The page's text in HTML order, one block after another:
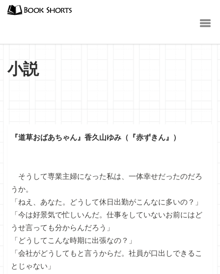
小説
『道草おばあちゃん』香久山ゆみ（『赤ずきん』）
そうして専業主婦になった私は、一体幸せだったのだろ
うか。
「ねえ、あなた。どうして休日出勤がこんなに多いの？」
「今は好景気で忙しいんだ。仕事をしていないお前にはど
うせ言っても分からんだろう」
「どうしてこんな時期に出張なの？」
「会社がどうしてもと言うからだ。社員が口出しできるこ
とじゃない」